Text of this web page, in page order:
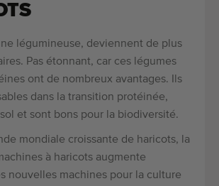
légumineuse, deviennent de plus
Pas étonnant, car ces légumes
ont de nombreux avantages. Ils
dans la transition protéinée,
et sont bons pour la biodiversité.
mondiale croissante de haricots, la
à haricots augmente
nouvelles machines pour la culture